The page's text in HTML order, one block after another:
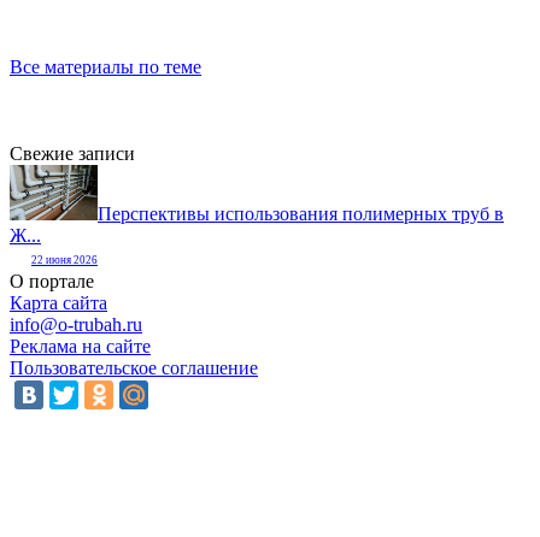
Все материалы по теме
Свежие записи
Перспективы использования полимерных труб в
Ж...
22 июня 2026
О портале
Карта сайта
info@o-trubah.ru
Реклама на сайте
Пользовательское соглашение